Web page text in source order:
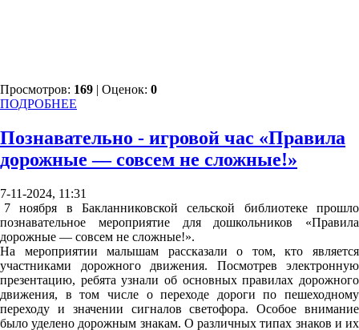
Просмотров: 169 | Оценок: 0
ПОДРОБНЕЕ
Познавательно - игровой час «Правила
дорожные — совсем не сложные!»
7-11-2024, 11:31
7 ноября в Бакланниковской сельской библиотеке прошло
познавательное мероприятие для дошкольников «Правила
дорожные — совсем не сложные!».
На мероприятии малышам рассказали о том, кто является
участниками дорожного движения. Посмотрев электронную
презентацию, ребята узнали об основных правилах дорожного
движения, в том числе о переходе дороги по пешеходному
переходу и значении сигналов светофора. Особое внимание
было уделено дорожным знакам. О различных типах знаков и их